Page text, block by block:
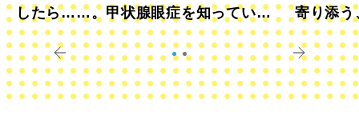
したら……。甲状腺眼症を知っていま
すか？
寄り添う
きに